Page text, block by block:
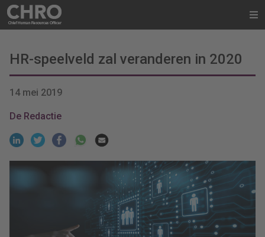
HR-speelveld zal veranderen in 2020
14 mei 2019
De Redactie